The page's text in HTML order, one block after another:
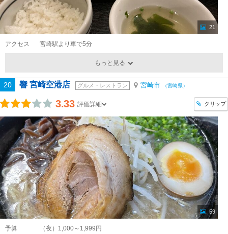
21
アクセス 宮崎駅より車で5分
もっと見る
20 響 宮崎空港店 グルメ・レストラン 宮崎市 （宮崎県）
3.33 評価詳細 クリップ
59
予算 （夜）1,000～1,999円